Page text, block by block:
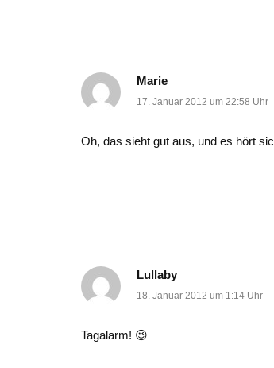
Marie
17. Januar 2012 um 22:58 Uhr
Oh, das sieht gut aus, und es hört
Lullaby
18. Januar 2012 um 1:14 Uhr
Tagalarm! 😉